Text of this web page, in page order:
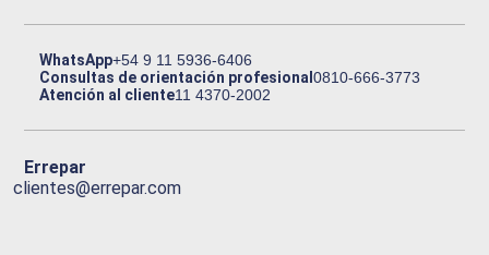
WhatsApp+54 9 11 5936-6406
Consultas de orientación profesional0810-666-3773
Atención al cliente11 4370-2002
Errepar
clientes@errepar.com